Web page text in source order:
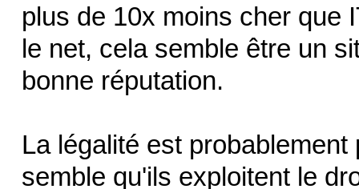
plus de 10x moins cher que
le net, cela semble être un
bonne réputation.
La légalité est
semble qu'ils exploitent le